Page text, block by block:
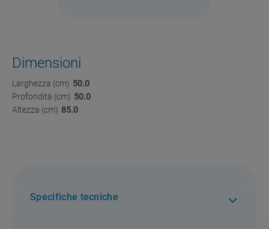
Dimensioni
Larghezza (cm) 50.0
Profondità (cm) 50.0
Altezza (cm) 85.0
Specifiche tecniche